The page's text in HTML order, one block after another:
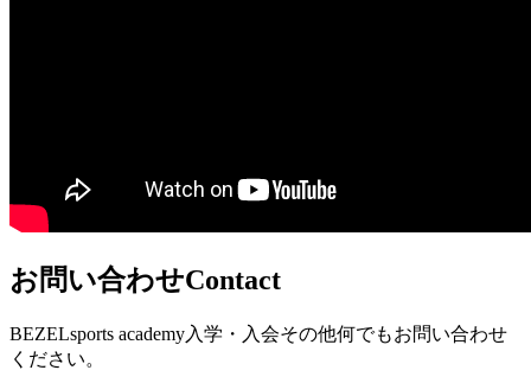
お問い合わせContact
BEZELsports academy入学・入会その他何でもお問い合わせ
ください。